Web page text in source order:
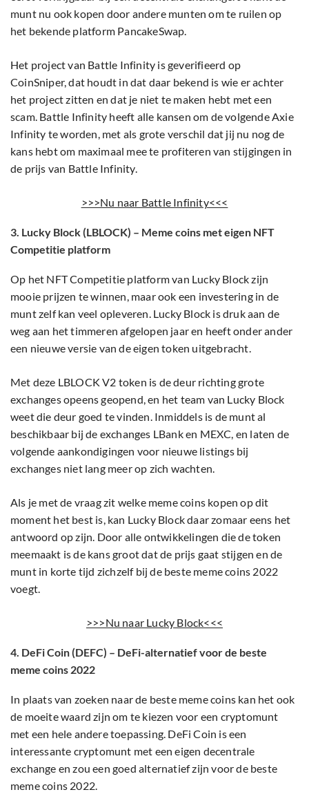
munt nu ook kopen door andere munten om te ruilen op
het bekende platform PancakeSwap.
Het project van Battle Infinity is geverifieerd op
CoinSniper, dat houdt in dat daar bekend is wie er achter
het project zitten en dat je niet te maken hebt met een
scam. Battle Infinity heeft alle kansen om de volgende Axie
Infinity te worden, met als grote verschil dat jij nu nog de
kans hebt om maximaal mee te profiteren van stijgingen in
de prijs van Battle Infinity.
>>>Nu naar Battle Infinity<<<
3. Lucky Block (LBLOCK) – Meme coins met eigen NFT
Competitie platform
Op het NFT Competitie platform van Lucky Block zijn
mooie prijzen te winnen, maar ook een investering in de
munt zelf kan veel opleveren. Lucky Block is druk aan de
weg aan het timmeren afgelopen jaar en heeft onder ander
een nieuwe versie van de eigen token uitgebracht.
Met deze LBLOCK V2 token is de deur richting grote
exchanges opeens geopend, en het team van Lucky Block
weet die deur goed te vinden. Inmiddels is de munt al
beschikbaar bij de exchanges LBank en MEXC, en laten de
volgende aankondigingen voor nieuwe listings bij
exchanges niet lang meer op zich wachten.
Als je met de vraag zit welke meme coins kopen op dit
moment het best is, kan Lucky Block daar zomaar eens het
antwoord op zijn. Door alle ontwikkelingen die de token
meemaakt is de kans groot dat de prijs gaat stijgen en de
munt in korte tijd zichzelf bij de beste meme coins 2022
voegt.
>>>Nu naar Lucky Block<<<
4. DeFi Coin (DEFC) – DeFi-alternatief voor de beste
meme coins 2022
In plaats van zoeken naar de beste meme coins kan het ook
de moeite waard zijn om te kiezen voor een cryptomunt
met een hele andere toepassing. DeFi Coin is een
interessante cryptomunt met een eigen decentrale
exchange en zou een goed alternatief zijn voor de beste
meme coins 2022.